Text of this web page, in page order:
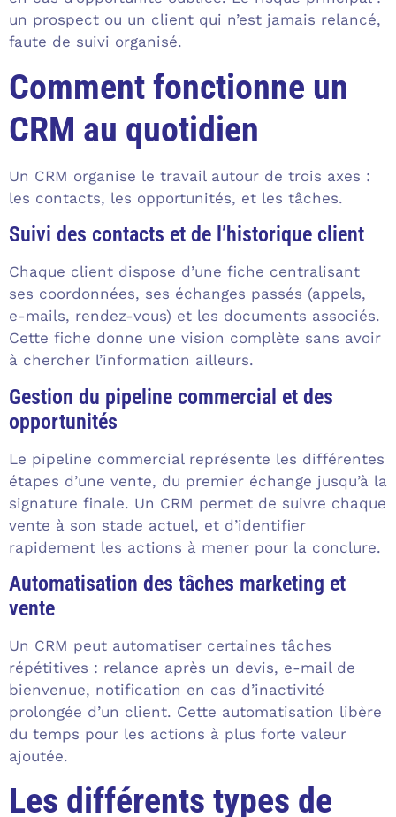
un prospect ou un client qui n’est jamais relancé,
faute de suivi organisé.
Comment fonctionne un
CRM au quotidien
Un CRM organise le travail autour de trois axes :
les contacts, les opportunités, et les tâches.
Suivi des contacts et de l’historique client
Chaque client dispose d’une fiche centralisant
ses coordonnées, ses échanges passés (appels,
e-mails, rendez-vous) et les documents associés.
Cette fiche donne une vision complète sans avoir
à chercher l’information ailleurs.
Gestion du pipeline commercial et des
opportunités
Le pipeline commercial représente les différentes
étapes d’une vente, du premier échange jusqu’à la
signature finale. Un CRM permet de suivre chaque
vente à son stade actuel, et d’identifier
rapidement les actions à mener pour la conclure.
Automatisation des tâches marketing et
vente
Un CRM peut automatiser certaines tâches
répétitives : relance après un devis, e-mail de
bienvenue, notification en cas d’inactivité
prolongée d’un client. Cette automatisation libère
du temps pour les actions à plus forte valeur
ajoutée.
Les différents types de